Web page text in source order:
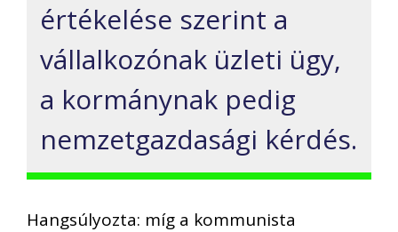
értékelése szerint a
vállalkozónak üzleti ügy,
a kormánynak pedig
nemzetgazdasági kérdés.
Hangsúlyozta: míg a kommunista